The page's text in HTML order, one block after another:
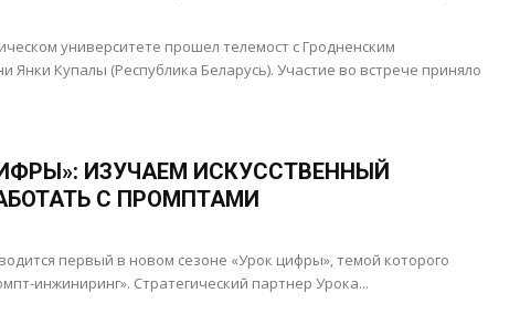
университете прошел телемост с Гродненским
Янки Купалы (Республика Беларусь). Участие во встрече приняло
ИЗУЧАЕМ ИСКУССТВЕННЫЙ
С ПРОМПТАМИ
первый в новом сезоне «Урок цифры», темой которого
инжиниринг». Стратегический партнер Урока...